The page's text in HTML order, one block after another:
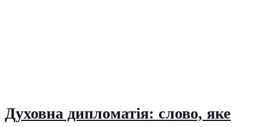
Духовна дипломатія: слово, яке